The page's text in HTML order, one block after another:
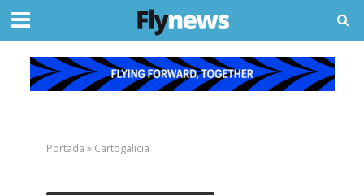
Portada » Cartogalicia